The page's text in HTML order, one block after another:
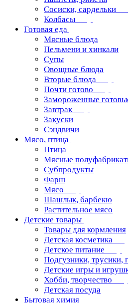
Сосиски, сардельки
Колбасы
Готовая еда
Мясные блюда
Пельмени и хинкали
Супы
Овощные блюда
Вторые блюда
Почти готово
Замороженные
Завтрак
Закуски
Сэндвичи
Мясо, птица
Птица
Мясные
Субпродукты
Фарш
Мясо
Шашлык, барбекю
Растительное мясо
Детские товары
Товары для кормления
Детская косметика
Детское питание
Подгузники, трусики,
Детские игры и
Хобби, творчество
Детская посуда
Бытовая химия